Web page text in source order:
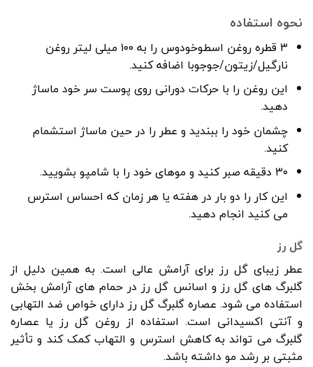
نحوه استفاده
۳ قطره روغن اسطوخودوس را به ۱۰۰ میلی لیتر روغن
نارگیل/زیتون/جوجوبا اضافه کنید.
این روغن را با حرکات دورانی روی پوست سر خود ماساژ
دهید.
چشمان خود را ببندید و عطر را در حین ماساژ استشمام
کنید.
۳۰ دقیقه صبر کنید و موهای خود را با شامپو بشویید.
این کار را دو بار در هفته یا هر زمان که احساس استرس
می کنید انجام دهید.
گل رز
عطر زیبای گل رز برای آرامش عالی است. به همین دلیل از
گلبرگ های گل رز و اسانس گل رز در حمام های آرامش بخش
استفاده می شود. عصاره گلبرگ گل رز دارای خواص ضد التهابی
و آنتی اکسیدانی است. استفاده از روغن گل رز یا عصاره
گلبرگ می تواند به کاهش استرس و التهاب کمک کند و تأثیر
مثبتی بر رشد مو داشته باشد.